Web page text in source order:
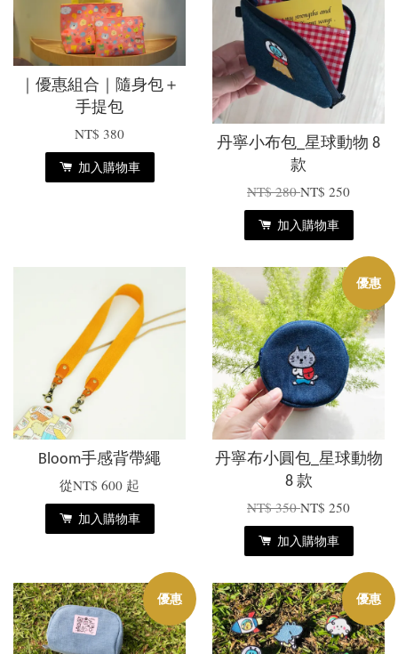
｜優惠組合｜隨身包＋
手提包
NT$ 380
加入購物車
丹寧小布包_星球動物 8
款
NT$ 280NT$ 250
加入購物車
Bloom手感背帶繩
從NT$ 600 起
加入購物車
優惠
丹寧布小圓包_星球動物
8 款
NT$ 350NT$ 250
加入購物車
優惠 優惠